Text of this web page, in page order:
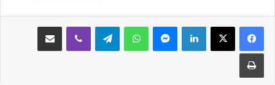
لينكدإن ماسنجر واتساب تيلقرام ڤايبر مشاركة عبر البريد
طباعة